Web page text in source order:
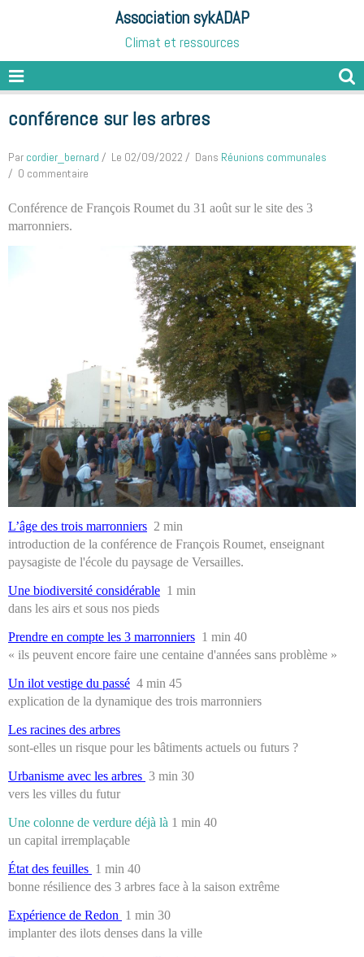
Association sykADAP
Climat et ressources
conférence sur les arbres
Par cordier_bernard Le 02/09/2022 Dans Réunions communales
0 commentaire
Conférence de François Roumet du 31 août sur le site des 3
marronniers.
L’âge des trois marronniers 2 min
introduction de la conférence de François Roumet, enseignant
paysagiste de l'école du paysage de Versailles.
Une biodiversité considérable 1 min
dans les airs et sous nos pieds
Prendre en compte les 3 marronniers 1 min 40
« ils peuvent encore faire une centaine d'années sans problème »
Un ilot vestige du passé 4 min 45
explication de la dynamique des trois marronniers
Les racines des arbres
sont-elles un risque pour les bâtiments actuels ou futurs ?
Urbanisme avec les arbres 3 min 30
vers les villes du futur
Une colonne de verdure déjà là 1 min 40
un capital irremplaçable
État des feuilles 1 min 40
bonne résilience des 3 arbres face à la saison extrême
Expérience de Redon 1 min 30
implanter des ilots denses dans la ville